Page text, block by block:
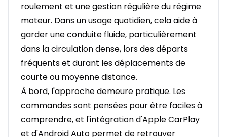
roulement et une gestion régulière du régime
moteur. Dans un usage quotidien, cela aide à
garder une conduite fluide, particulièrement
dans la circulation dense, lors des départs
fréquents et durant les déplacements de
courte ou moyenne distance.
À bord, l'approche demeure pratique. Les
commandes sont pensées pour être faciles à
comprendre, et l'intégration d'Apple CarPlay
et d'Android Auto permet de retrouver